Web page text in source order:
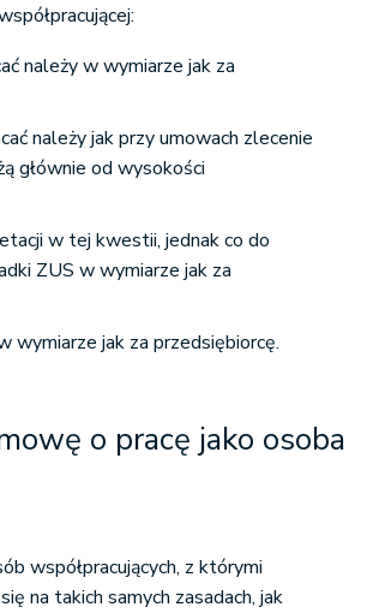
należy w wymiarze jak za
należy jak przy umowach zlecenie
głównie od wysokości
w tej kwestii, jednak co do
ZUS w wymiarze jak za
wymiarze jak za przedsiębiorcę.
o pracę jako osoba
współpracujących, z którymi
na takich samych zasadach, jak